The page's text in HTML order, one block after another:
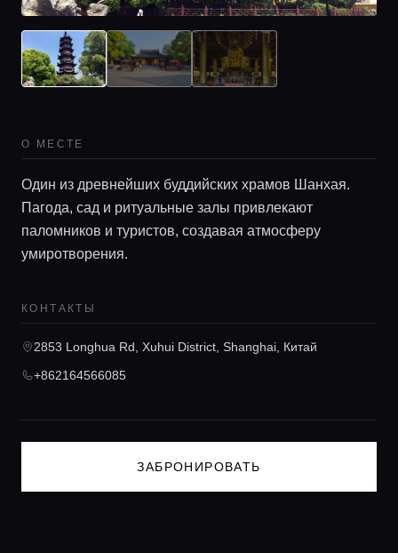
Главная
Локации
Гиды
Консьерж сервис
Lifestyle журнал
О МЕСТЕ
Один из древнейших буддийских храмов Шанхая.
Пагода, сад и ритуальные залы привлекают
паломников и туристов, создавая атмосферу
умиротворения.
КОНТАКТЫ
2853 Longhua Rd, Xuhui District, Shanghai, Китай
+862164566085
ЗАБРОНИРОВАТЬ